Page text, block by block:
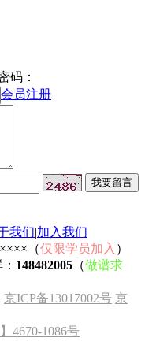
码：
会员注册
我们 加入我们
（仅限学员加入 ）
148482005 （做谱求
京ICP备13017002号 京
4670-1086号